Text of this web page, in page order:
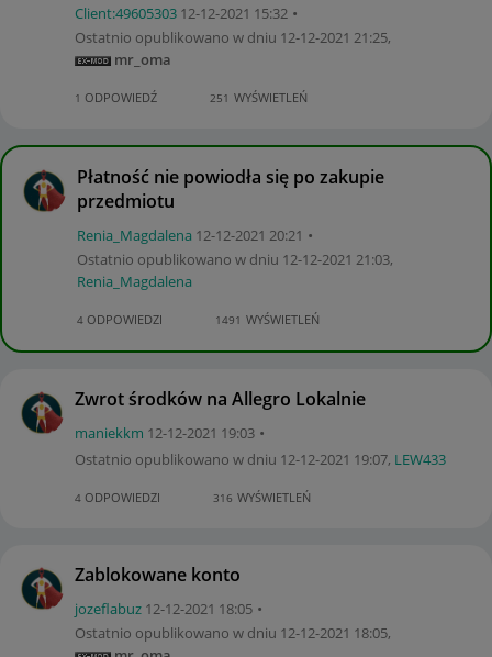
Client:49605303 ‎12-12-2021 15:32
Ostatnio opublikowano w dniu ‎12-12-2021 21:25,
mr_oma
1 ODPOWIEDŹ 251 WYŚWIETLEŃ
Płatność nie powiodła się po zakupie
przedmiotu
Renia_Magdalena ‎12-12-2021 20:21
Ostatnio opublikowano w dniu ‎12-12-2021 21:03,
Renia_Magdalena
4 ODPOWIEDZI 1491 WYŚWIETLEŃ
Zwrot środków na Allegro Lokalnie
maniekkm ‎12-12-2021 19:03
Ostatnio opublikowano w dniu ‎12-12-2021 19:07, LEW433
4 ODPOWIEDZI 316 WYŚWIETLEŃ
Zablokowane konto
jozeflabuz ‎12-12-2021 18:05
Ostatnio opublikowano w dniu ‎12-12-2021 18:05,